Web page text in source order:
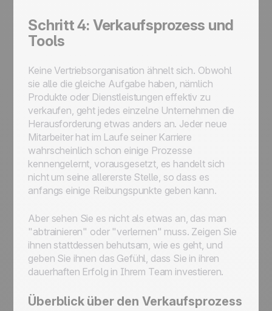
Schritt 4: Verkaufsprozess und
Tools
Keine Vertriebsorganisation ähnelt sich. Obwohl
sie alle die gleiche Aufgabe haben, nämlich
Produkte oder Dienstleistungen effektiv zu
verkaufen, geht jedes einzelne Unternehmen die
Herausforderung etwas anders an. Jeder neue
Mitarbeiter hat im Laufe seiner Karriere
wahrscheinlich schon einige Prozesse
kennengelernt, vorausgesetzt, es handelt sich
nicht um seine allererste Stelle, so dass es
anfangs einige Reibungspunkte geben kann.
Aber sehen Sie es nicht als etwas an, das man
"abtrainieren" oder "verlernen" muss. Zeigen Sie
ihnen stattdessen behutsam, wie es geht, und
geben Sie ihnen das Gefühl, dass Sie in ihren
dauerhaften Erfolg in Ihrem Team investieren.
Überblick über den Verkaufsprozess